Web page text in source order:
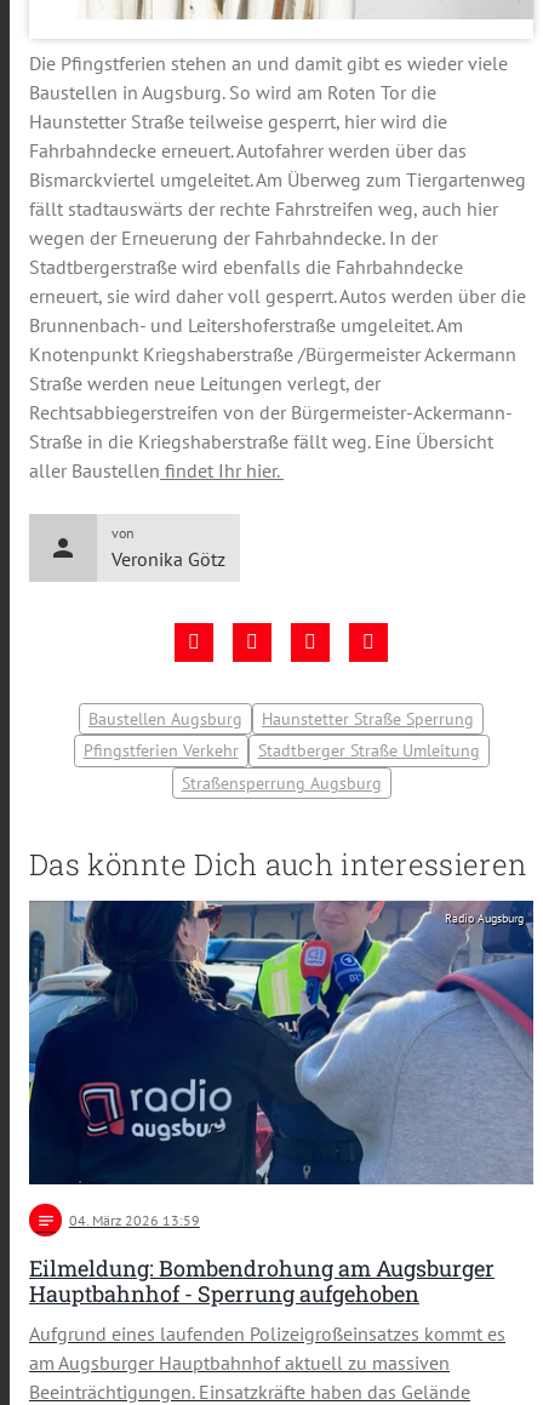
Die Pfingstferien stehen an und damit gibt es wieder viele
Baustellen in Augsburg. So wird am Roten Tor die
Haunstetter Straße teilweise gesperrt, hier wird die
Fahrbahndecke erneuert. Autofahrer werden über das
Bismarckviertel umgeleitet. Am Überweg zum Tiergartenweg
fällt stadtauswärts der rechte Fahrstreifen weg, auch hier
wegen der Erneuerung der Fahrbahndecke. In der
Stadtbergerstraße wird ebenfalls die Fahrbahndecke
erneuert, sie wird daher voll gesperrt. Autos werden über die
Brunnenbach- und Leitershoferstraße umgeleitet. Am
Knotenpunkt Kriegshaberstraße /Bürgermeister Ackermann
Straße werden neue Leitungen verlegt, der
Rechtsabbiegerstreifen von der Bürgermeister-Ackermann-
Straße in die Kriegshaberstraße fällt weg. Eine Übersicht
aller Baustellen findet Ihr hier.
person
von
Veronika Götz
Baustellen Augsburg
Haunstetter Straße Sperrung
Pfingstferien Verkehr
Stadtberger Straße Umleitung
Straßensperrung Augsburg
Das könnte Dich auch interessieren
Radio Augsburg
notes 04. März 2026 13:59
Eilmeldung: Bombendrohung am Augsburger
Hauptbahnhof - Sperrung aufgehoben
Aufgrund eines laufenden Polizeigroßeinsatzes kommt es
am Augsburger Hauptbahnhof aktuell zu massiven
Beeinträchtigungen. Einsatzkräfte haben das Gelände